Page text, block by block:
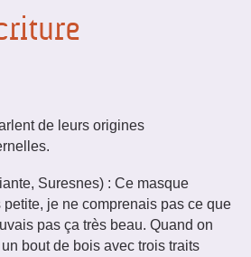
de leurs origines
Suresnes) : Ce masque
petite, je ne comprenais pas ce que
pas ça très beau. Quand on
bout de bois avec trois traits